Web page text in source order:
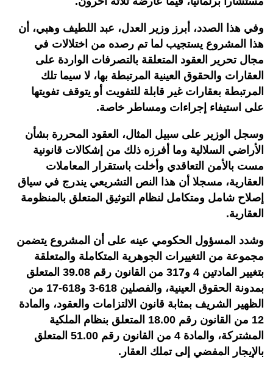
وفي هذا الصدد، أبرز وزير العدل، عبد اللطيف وهبي، أن
هذا المشروع يستجيب لما تم رصده من اختلالات في
مجال تحرير العقود المتعلقة بالتصرفات الواردة على
العقارات والحقوق العينية المرتبطة بها، لا سيما تلك
المرتبطة بعقارات غير قابلة للتفويت أو يتوقف تفويتها
على استيفاء إجراءات ومساطر خاصة.
وسجل الوزير على سبيل المثال، العقود المحررة بشأن
الأراضي السلالية وما أفرزه ذلك من إشكالات قانونية
مست بالأمن التعاقدي وأخلت باستقرار المعاملات
العقارية، مسجلا أن هذا النص التشريعي يندرج في سياق
إصلاح شامل ومتكامل لنظام التوثيق المتعلق بالمنظومة
العقارية.
وشدد المسؤول الحكومي عينه على أن المشروع يتضمن
مجموعة من التغييرات الجوهرية المتكاملة والمتعلقة
بتغيير المادتين 4 و317 من القانون رقم 39.08 المتعلق
بمدونة الحقوق العينية، والفصلين 618-3 و618-17 من
الظهير الشريف بمثابة قانون الالتزامات والعقود، والمادة
12 من القانون رقم 18.00 المتعلق بنظام الملكية
المشتركة، والمادة 4 من القانون رقم 51.00 المتعلق
بالإيجار المفضي إلى تملك العقار.